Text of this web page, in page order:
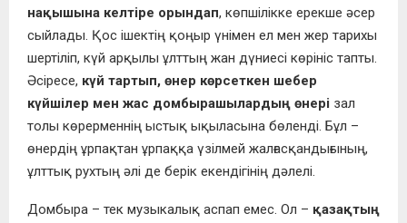
нақышына келтіре орындап, көпшілікке ерекше әсер
сыйлады. Қос ішектің қоңыр үнімен ел мен жер тарихы
шертіліп, күй арқылы ұлттың жан дүниесі көрініс тапты.
Әсіресе, күй тартып, өнер көрсеткен шебер
күйшілер мен жас домбырашылардың өнері зал
толы көрерменнің ыстық ықыласына бөленді. Бұл –
өнердің ұрпақтан ұрпаққа үзілмей жалғасқандығының,
ұлттық рухтың әлі де берік екендігінің дәлелі.
Домбыра – тек музыкалық аспап емес. Ол – қазақтың